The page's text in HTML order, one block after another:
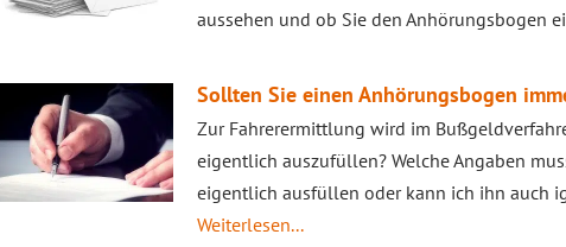
aussehen und ob Sie den Anhörungsbogen
Sollten Sie einen Anhörungsbogen
Zur Fahrerermittlung wird im
eigentlich auszufüllen? Welche Angaben
eigentlich ausfüllen oder kann ich ihn auch
Weiterlesen...